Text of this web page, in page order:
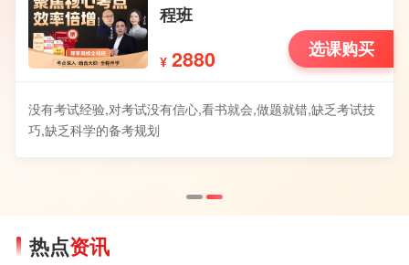
程班
¥ 2880 选课购买
没有考试经验,对考试没有信心,看书就会,做题就错,缺乏考试技
巧,缺乏科学的备考规划
热点资讯